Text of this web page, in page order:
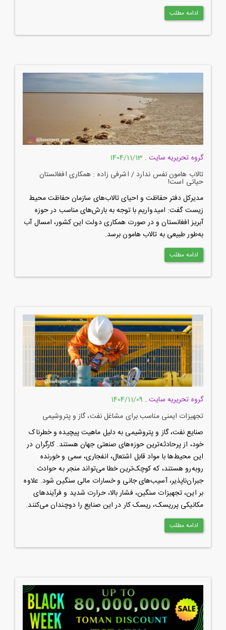
ادامه مطلب
گروه تحریریه سایت.
1404/11/13
تالاب هامون نفس ندارد / اشرفی زاده : همکاری افغانستان
حیاتی است!
مدیرکل دفتر حفاظت و احیای تالاب‌های سازمان حفاظت محیط
زیست گفت: امیدواریم با توجه به بارش‌های مناسب در حوزه
آبریز افغانستان و در صورت همکاری دولت این کشور، امسال آب
به‌طور طبیعی به تالاب هامون برسد.
ادامه مطلب
گروه تحریریه سایت.
1404/11/09
تجهیزات ایمنی مناسب برای مشاغل نفت، گاز و پتروشیمی
صنایع نفت، گاز و پتروشیمی به دلیل ماهیت پیچیده و خطرناک
خود، از پرحادثه‌ترین حوزه‌های صنعتی جهان هستند. کارگران در
این محیط‌ها با مواد قابل اشتعال، انفجاری، سمی و خورنده
روبه‌رو هستند، که کوچک‌ترین خطا می‌تواند منجر به حوادث
جبران‌ناپذیر، آسیب‌های جانی و خسارات مالی سنگین شود. علاوه
بر این، تجهیزات سنگین، فشار بالا، حرارت شدید و فرآیندهای
مکانیکی پرریسک، ریسک کار در این صنایع را دوچندان می‌کنند.
ادامه مطلب